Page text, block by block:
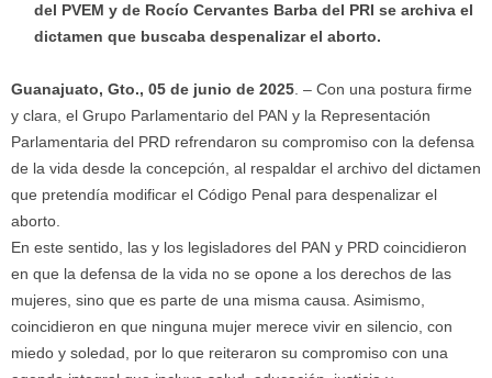
del PVEM y de Rocío Cervantes Barba del PRI se archiva el
dictamen que buscaba despenalizar el aborto.
Guanajuato, Gto., 05 de junio de 2025 . – Con una postura firme
y clara, el Grupo Parlamentario del PAN y la Representación
Parlamentaria del PRD refrendaron su compromiso con la defensa
de la vida desde la concepción, al respaldar el archivo del dictamen
que pretendía modificar el Código Penal para despenalizar el
aborto.
En este sentido, las y los legisladores del PAN y PRD coincidieron
en que la defensa de la vida no se opone a los derechos de las
mujeres, sino que es parte de una misma causa. Asimismo,
coincidieron en que ninguna mujer merece vivir en silencio, con
miedo y soledad, por lo que reiteraron su compromiso con una